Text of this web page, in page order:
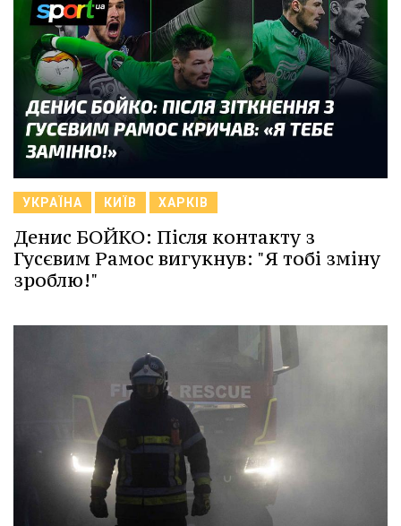
УКРАЇНА КИЇВ ХАРКІВ
Денис БОЙКО: Після контакту з
Гусєвим Рамос вигукнув: "Я тобі зміну
зроблю!"